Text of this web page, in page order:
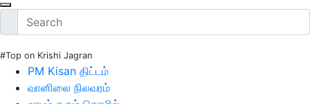
#Top on Krishi Jagran
PM Kisan திட்டம்
வானிலை நிலவரம்